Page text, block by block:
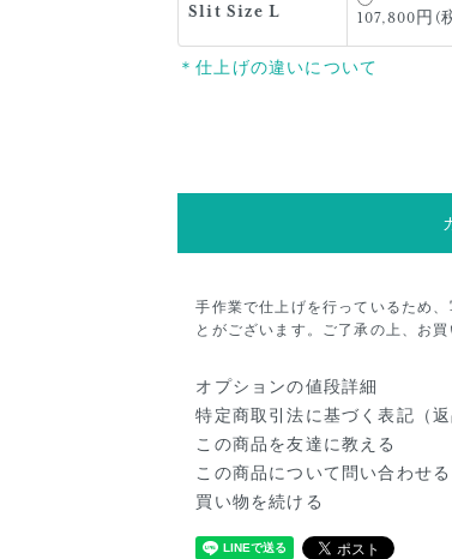
Slit Size L 107,800円(
＊仕上げの違いについて
手作業で仕上げを行っているため
とがございます。ご了承の上、お買
オプションの値段詳細
特定商取引法に基づく表記（返
この商品を友達に教える
この商品について問い合わせる
買い物を続ける